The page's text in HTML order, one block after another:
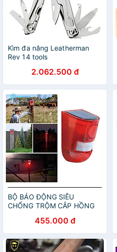
Kìm đa năng Leatherman
Rev 14 tools
2.062.500 đ
BỘ BÁO ĐỘNG SIÊU
CHỐNG TRỘM CẮP HỒNG
BIẾN CÒI ĐÈN KÊU TO BẢO
VỆ GIA ĐÌNH BẠN
455.000 đ